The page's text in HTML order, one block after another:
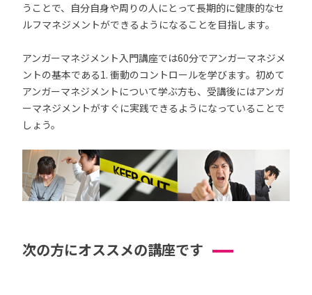
うことで、自分自身や周りの人にとって長期的に健康的なセ
ルフマネジメントができるようになることを目指します。
アンガーマネジメント入門講座では60分でアンガーマネジメ
ントの基本である1. 衝動のコントロールを学びます。初めて
アンガーマネジメントについて学ぶ方も、受講後にはアンガ
ーマネジメントがすぐに実践できるようになっていることで
しょう。
次の方にオススメの講座です